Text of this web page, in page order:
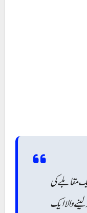
مقابلے کی
والا ایک